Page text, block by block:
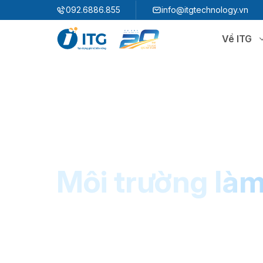
092.6886.855 info@itgtechnology.vn
Về ITG
3S SPS
3S QMS
Môi trường